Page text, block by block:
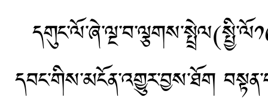
དབང་གིས་མངོན་འགྱུར་བྱས་ཐོག